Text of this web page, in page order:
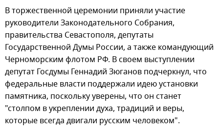
В торжественной церемонии приняли участие
руководители Законодательного Собрания,
правительства Севастополя, депутаты
Государственной Думы России, а также командующий
Черноморским флотом РФ. В своем выступлении
депутат Госдумы Геннадий Зюганов подчеркнул, что
федеральные власти поддержали идею установки
памятника, поскольку уверены, что он станет
"столпом в укреплении духа, традиций и веры,
которые всегда двигали русским человеком".